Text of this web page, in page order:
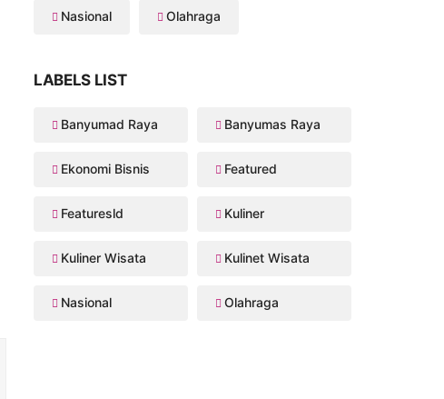
Nasional Olahraga
LABELS LIST
Banyumad Raya Banyumas Raya
Ekonomi Bisnis Featured
Featuresld Kuliner
Kuliner Wisata Kulinet Wisata
Nasional Olahraga